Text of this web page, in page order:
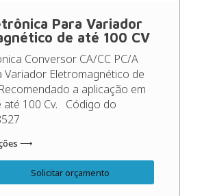
Para Variador
de até 100 CV
Conversor CA/CC PC/A
Variador Eletromagnético de
a aplicação em
até 100 Cv. Código do
⟶
Solicitar orçamento